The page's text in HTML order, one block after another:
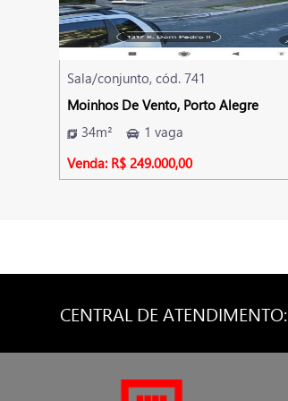
Sala/conjunto, cód. 741
Moinhos De Vento, Porto Alegre
34m²
1 vaga
Venda: R$ 249.000,00
CENTRAL DE ATENDIMENTO: